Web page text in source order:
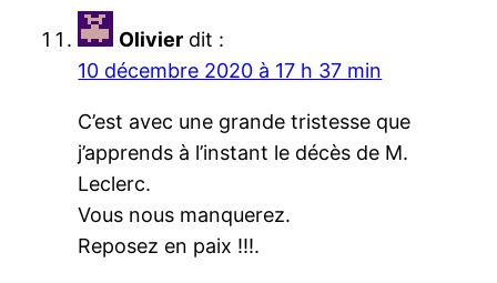
Olivier dit :
10 décembre 2020 à 17 h 37 min
C’est avec une grande tristesse que
j’apprends à l’instant le décès de M.
Leclerc.
Vous nous manquerez.
Reposez en paix !!!.